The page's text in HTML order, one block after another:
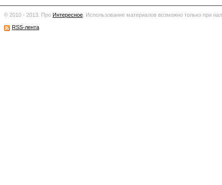
© 2010 - 2013. Про Интересное Использование материалов возможно только при
RSS-лента